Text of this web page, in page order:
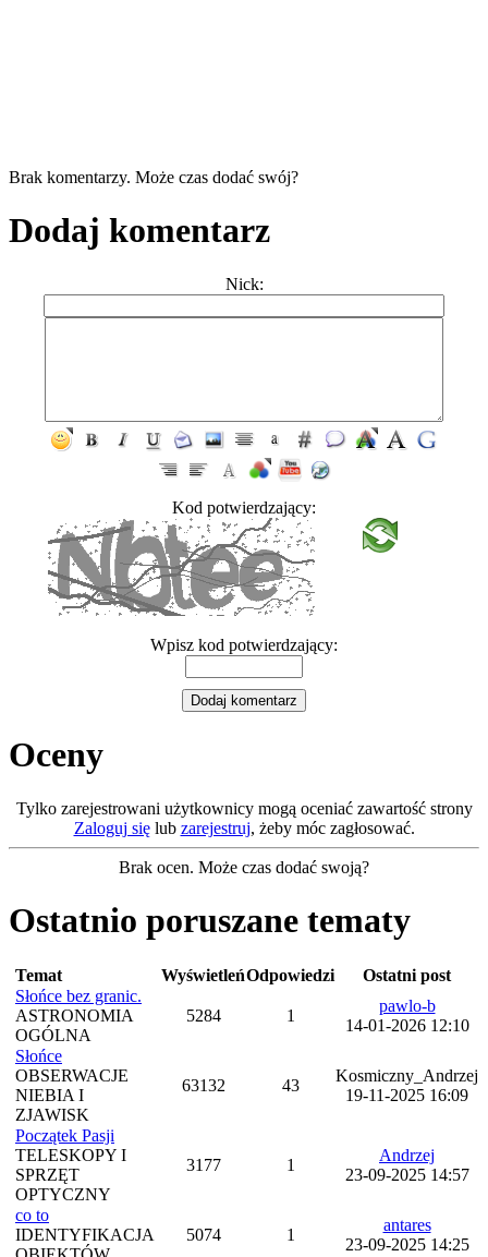
Brak komentarzy. Może czas dodać swój?
Dodaj komentarz
Nick:
Kod potwierdzający:
Wpisz kod potwierdzający:
Oceny
Tylko zarejestrowani użytkownicy mogą oceniać zawartość strony
Zaloguj sięlub zarejestruj, żeby móc zagłosować.
Brak ocen. Może czas dodać swoją?
Ostatnio poruszane tematy
Temat WyświetleńOdpowiedzi
Ostatni post
Słońce bez granic.
ASTRONOMIA
OGÓLNA
5284 1
pawlo-b
14-01-2026 12:10
Słońce
OBSERWACJE
NIEBIA I
ZJAWISK
63132 43
Kosmiczny_Andrzej
19-11-2025 16:09
Początek Pasji
TELESKOPY I
SPRZĘT
OPTYCZNY
3177 1
Andrzej
23-09-2025 14:57
co to
IDENTYFIKACJA
5074 1
antares
23-09-2025 14:25